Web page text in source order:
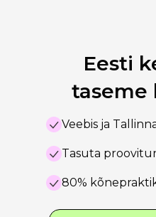
Eesti
taseme
80%
Tasuta
Veebis ja